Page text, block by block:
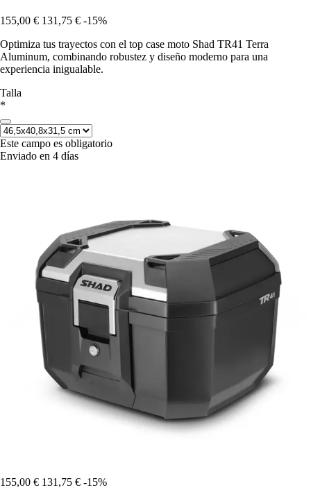
155,00 € 131,75 € -15%
Optimiza tus trayectos con el top case moto Shad TR41 Terra
Aluminum, combinando robustez y diseño moderno para una
experiencia inigualable.
Talla
*
Este campo es obligatorio
Enviado en 4 días
155,00 € 131,75 € -15%